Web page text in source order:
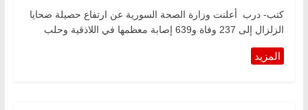
كتب- درب أعلنت وزارة الصحة السورية عن ارتفاع حصيلة ضحايا
الزلزال إلى 237 وفاة و639 إصابة معظمها في اللاذقية وحلب